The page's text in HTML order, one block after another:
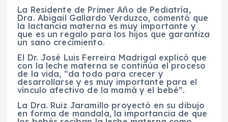
La Residente de Primer Año de Pediatría,
Dra. Abigail Gallardo Verduzco, comentó que
la lactancia materna es muy importante y
que es un regalo para los hijos que garantiza
un sano crecimiento.
El Dr. José Luis Ferreira Madrigal explicó que
con la leche materna se continúa el proceso
de la vida, “da todo para crecer y
desarrollarse y es muy importante para el
vínculo afectivo de la mamá y el bebé”.
La Dra. Ruiz Jaramillo proyectó en su dibujo
en forma de mandala, la importancia de que